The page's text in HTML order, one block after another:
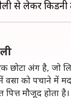
छोटा अंग है, जो
वसा को पचाने में
पित्त मौजूद होता है।